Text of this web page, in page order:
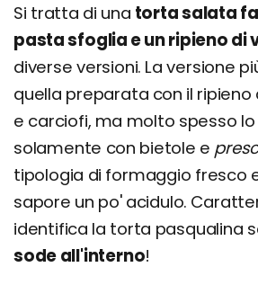
Si tratta di una torta salata
pasta sfoglia e un ripieno di
diverse versioni. La versione
quella preparata con il ripieno
e carciofi, ma molto spesso
solamente con bietole e
tipologia di formaggio fresco
sapore un po' acidulo.
identifica la torta pasqualina
sode all'interno!